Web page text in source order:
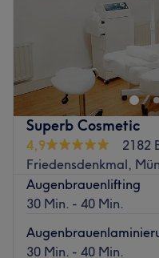
Mein Studio NATA·LUX
charmanten Münchner
Gehminuten vom
hervorragenden
Bus und Tram ist das
bequem erreichbar.
Zurück
Superb Cosmetic
4,9
2182
Friedensdenkmal,
Augenbrauenlifting
30 Min. - 40 Min.
30 Min. - 40 Min.